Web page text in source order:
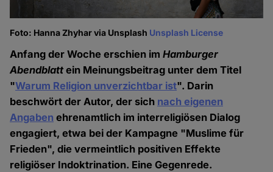
Foto: Hanna Zhyhar via Unsplash Unsplash License
Anfang der Woche erschien imHamburger
Abendblatt ein Meinungsbeitrag unter dem Titel
"Warum Religion unverzichtbar ist". Darin
beschwört der Autor, der sich nach eigenen
Angaben ehrenamtlich im interreligiösen Dialog
engagiert, etwa bei der Kampagne "Muslime für
Frieden", die vermeintlich positiven Effekte
religiöser Indoktrination. Eine Gegenrede.